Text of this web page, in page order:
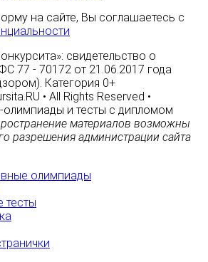
на сайте, Вы соглашаетесь с
свидетельство о
77 - 70172 от 21.06.2017 года
Категория 0+
• All Rights Reserved •
олимпиады и тесты с дипломом
материалов возможны
разрешения администрации сайта
олимпиады
тесты